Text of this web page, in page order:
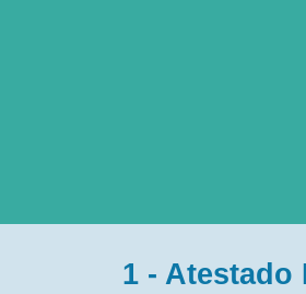
1 - Atestado